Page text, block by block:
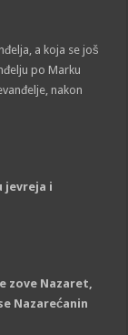
a koja se još
po Marku
nakon
jevreja i
zove Nazaret,
Nazarećanin